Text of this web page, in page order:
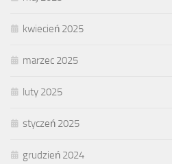
kwiecień 2025
marzec 2025
luty 2025
styczeń 2025
grudzień 2024